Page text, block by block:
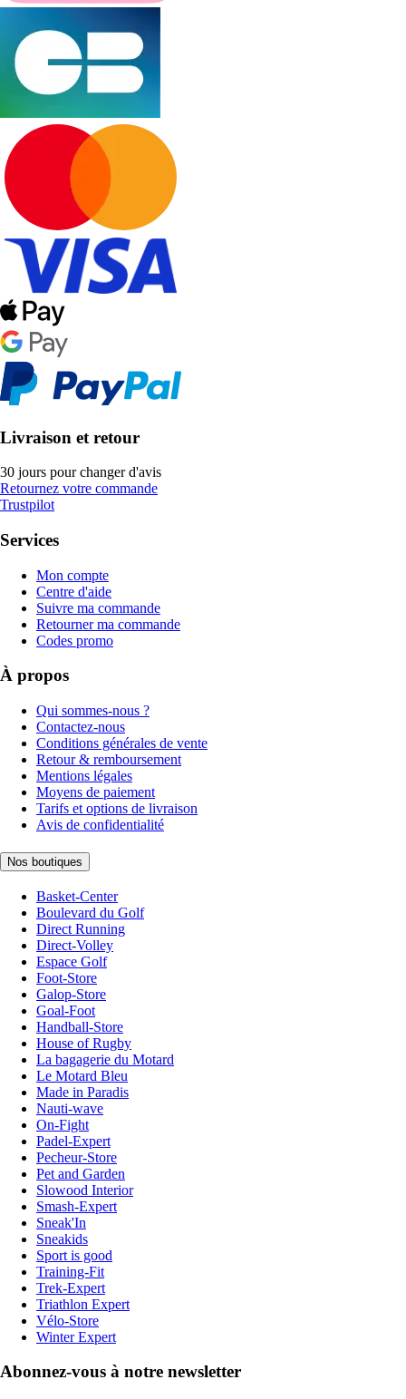
Livraison et retour
30 jours pour changer d'avis
Retournez votre commande
Trustpilot
Services
Mon compte
Centre d'aide
Suivre ma commande
Retourner ma commande
Codes promo
À propos
Qui sommes-nous ?
Contactez-nous
Conditions générales de vente
Retour & remboursement
Mentions légales
Moyens de paiement
Tarifs et options de livraison
Avis de confidentialité
Nos boutiques
Basket-Center
Boulevard du Golf
Direct Running
Direct-Volley
Espace Golf
Foot-Store
Galop-Store
Goal-Foot
Handball-Store
House of Rugby
La bagagerie du Motard
Le Motard Bleu
Made in Paradis
Nauti-wave
On-Fight
Padel-Expert
Pecheur-Store
Pet and Garden
Slowood Interior
Smash-Expert
Sneak'In
Sneakids
Sport is good
Training-Fit
Trek-Expert
Triathlon Expert
Vélo-Store
Winter Expert
Abonnez-vous à notre newsletter